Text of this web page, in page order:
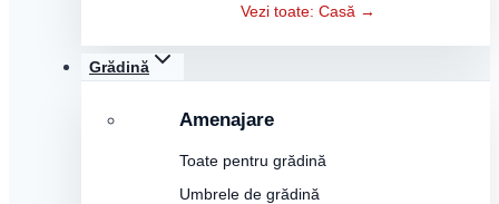
Vezi toate: Casă →
Grădină
Amenajare
Toate pentru grădină
Umbrele de grădină